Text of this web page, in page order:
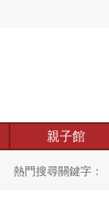
親子館
熱門搜尋關鍵字：